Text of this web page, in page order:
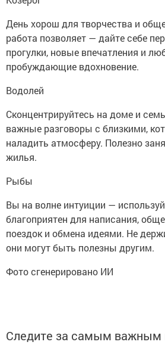
День хорош для творчества и
работа позволяет — дайте себе
прогулки, новые впечатления и
пробуждающие вдохновение.
Водолей
Сконцентрируйтесь на доме и
важные разговоры с близкими,
наладить атмосферу. Полезно
жилья.
Рыбы
Вы на волне интуиции —
благоприятен для написания,
поездок и обмена идеями. Не
они могут быть полезны другим.
Фото сгенерировано ИИ
Следите за самым важным